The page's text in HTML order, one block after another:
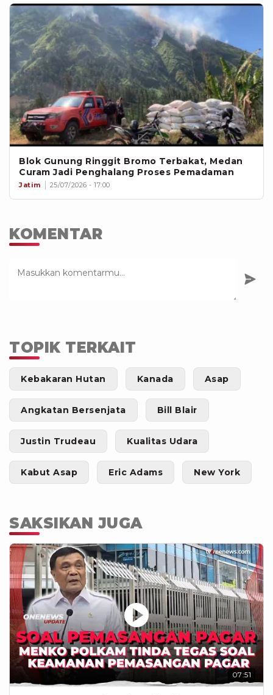
Blok Gunung Ringgit Bromo Terbakat, Medan
Curam Jadi Penghalang Proses Pemadaman
Jatim 25/07/2026 - 17:00
KOMENTAR
TOPIK TERKAIT
Kebakaran Hutan Kanada Asap
Angkatan Bersenjata Bill Blair
Justin Trudeau Kualitas Udara
Kabut Asap Eric Adams New York
SAKSIKAN JUGA
07:51